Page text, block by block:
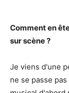
Comment en
sur scène ?
Je viens d'une
ne se passe